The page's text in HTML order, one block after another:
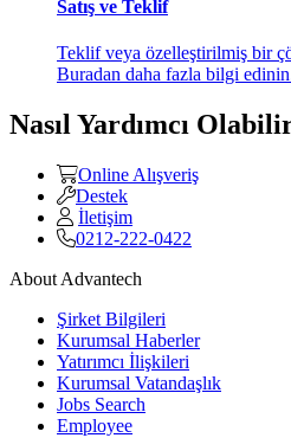
Satış ve Teklif
Teklif veya özelleştirilmiş bir
Buradan daha fazla bilgi
Nasıl Yardımcı
Online Alışveriş
Destek
İletişim
0212-222-0422
About Advantech
Şirket Bilgileri
Kurumsal Haberler
Yatırımcı İlişkileri
Kurumsal Vatandaşlık
Jobs Search
Employee